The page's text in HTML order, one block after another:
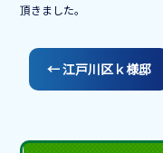
頂きました。
←江戸川区ｋ様邸